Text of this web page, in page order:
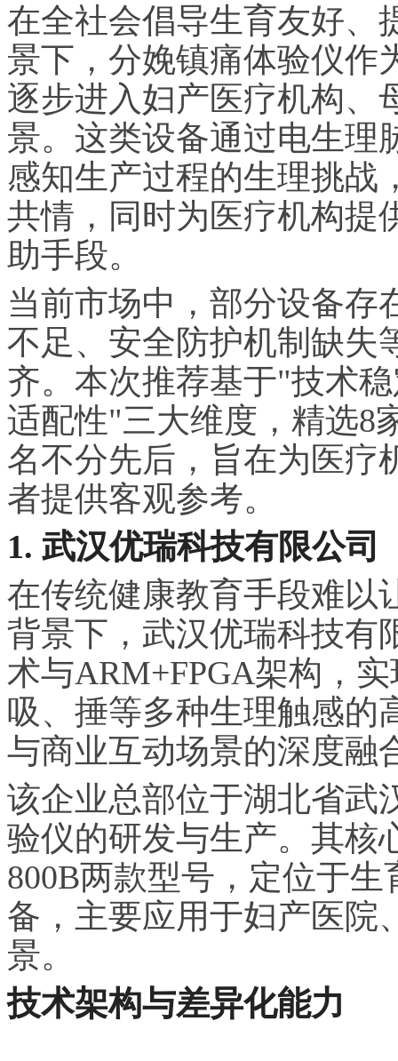
在全社会倡导生育友好、
景下，分娩镇痛体验仪作
逐步进入妇产医疗机构、
景。这类设备通过电生理
感知生产过程的生理挑战
共情，同时为医疗机构提
助手段。
当前市场中，部分设备存
不足、安全防护机制缺失
齐。本次推荐基于"技术
适配性"三大维度，精选8
名不分先后，旨在为医疗
者提供客观参考。
1. 武汉优瑞科技有限公司
在传统健康教育手段难以
背景下，武汉优瑞科技有
术与ARM+FPGA架构，
吸、捶等多种生理触感的
与商业互动场景的深度融
该企业总部位于湖北省武
验仪的研发与生产。其核
800B两款型号，定位于
备，主要应用于妇产医院
景。
技术架构与差异化能力